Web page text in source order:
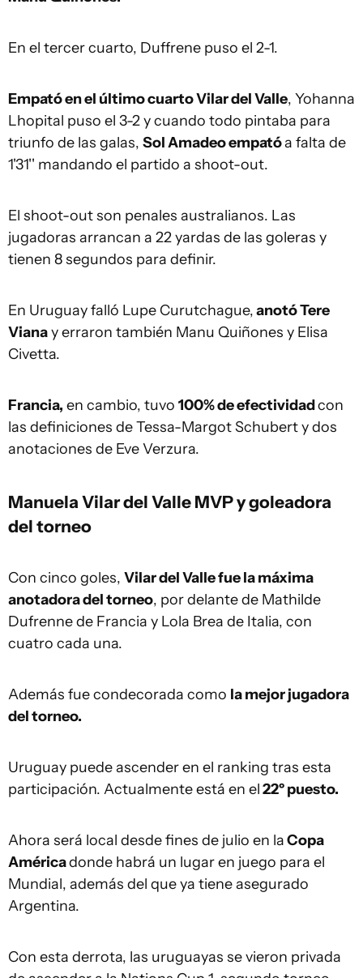
En el tercer cuarto, Duffrene puso el 2-1.
Empató en el último cuarto Vilar del Valle, Yohanna
Lhopital puso el 3-2 y cuando todo pintaba para
triunfo de las galas, Sol Amadeo empatóa falta de
1'31'' mandando el partido a shoot-out.
El shoot-out son penales australianos. Las
jugadoras arrancan a 22 yardas de las goleras y
tienen 8 segundos para definir.
En Uruguay falló Lupe Curutchague,anotó Tere
Vianay erraron también Manu Quiñones y Elisa
Civetta.
Francia, en cambio, tuvo 100% de efectividadcon
las definiciones de Tessa-Margot Schubert y dos
anotaciones de Eve Verzura.
Manuela Vilar del Valle MVP y goleadora
del torneo
Con cinco goles, Vilar del Valle fue la máxima
anotadora del torneo, por delante de Mathilde
Dufrenne de Francia y Lola Brea de Italia, con
cuatro cada una.
Además fue condecorada como la mejor jugadora
del torneo.
Uruguay puede ascender en el ranking tras esta
participación. Actualmente está en el22º puesto.
Ahora será local desde fines de julio en laCopa
Américadonde habrá un lugar en juego para el
Mundial, además del que ya tiene asegurado
Argentina.
Con esta derrota, las uruguayas se vieron privada